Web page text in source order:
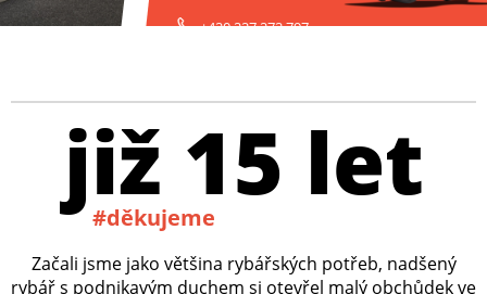
+420 227 272 797
již 15 let
#děkujeme
Začali jsme jako většina rybářských potřeb, nadšený
rybář s podnikavým duchem si otevřel malý obchůdek ve